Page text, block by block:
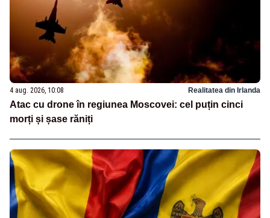
4 aug. 2026, 10:08 Realitatea din Irlanda
Atac cu drone în regiunea Moscovei: cel puțin cinci
morți și șase răniți